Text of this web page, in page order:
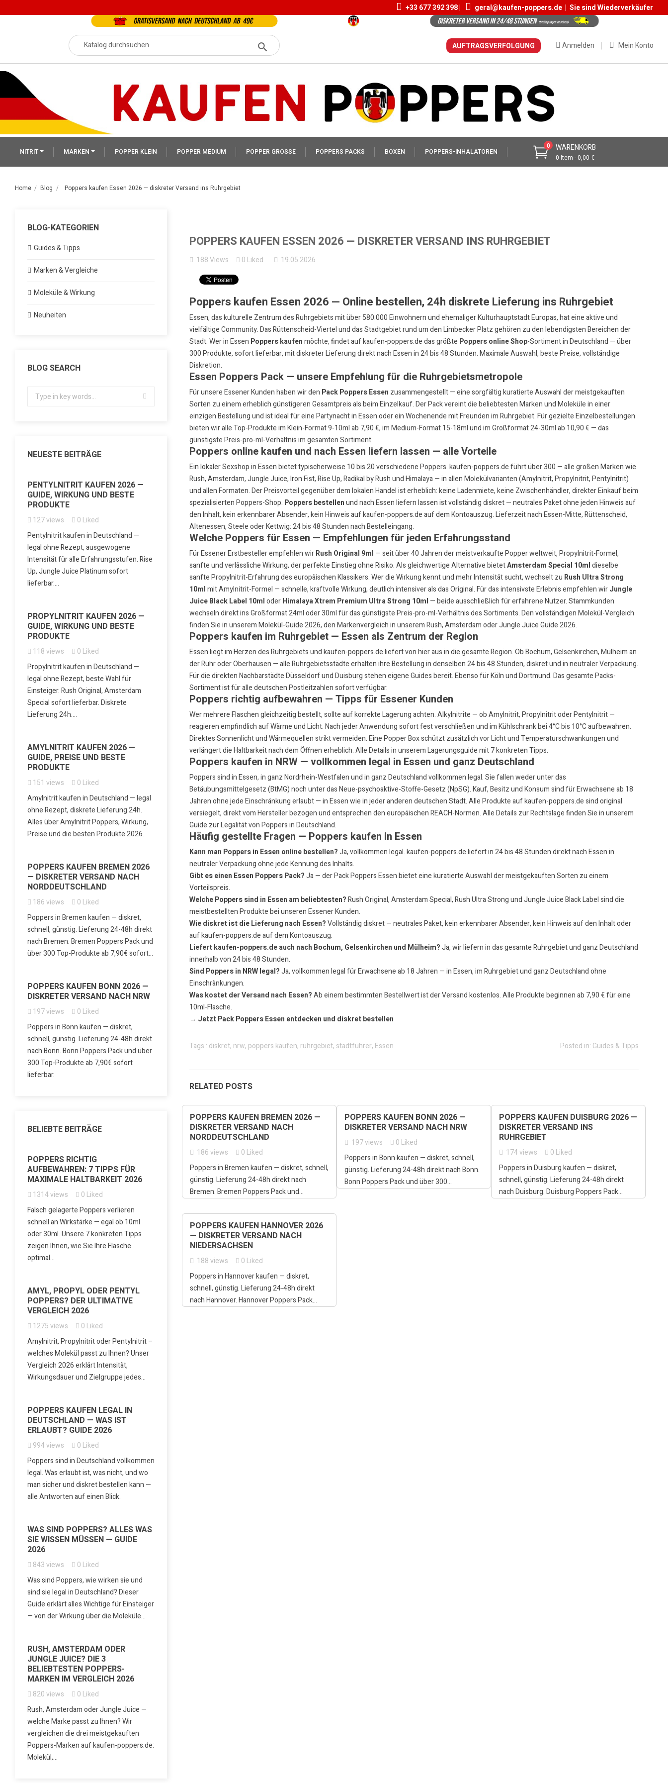
+33 677 392 398 | geral@kaufen-poppers.de | Sie sind Wiederverkäufer
Mein Konto
Anmelden
AUFTRAGSVERFOLGUNG
WARENKORB
0 Item - 0,00 €
0
NITRIT MARKEN POPPER KLEIN POPPER MEDIUM POPPER GROSSE POPPERS PACKS BOXEN POPPERS-INHALATOREN
Home Blog Poppers kaufen Essen 2026 — diskreter Versand ins Ruhrgebiet
BLOG-KATEGORIEN
Guides & Tipps
Marken & Vergleiche
Moleküle & Wirkung
Neuheiten
BLOG SEARCH
NEUESTE BEITRÄGE
PENTYLNITRIT KAUFEN 2026 —
GUIDE, WIRKUNG UND BESTE
PRODUKTE
127views 0 Liked
Pentylnitrit kaufen in Deutschland —
legal ohne Rezept, ausgewogene
Intensität für alle Erfahrungsstufen. Rise
Up, Jungle Juice Platinum sofort
lieferbar....
PROPYLNITRIT KAUFEN 2026 —
GUIDE, WIRKUNG UND BESTE
PRODUKTE
118views 0 Liked
Propylnitrit kaufen in Deutschland —
legal ohne Rezept, beste Wahl für
Einsteiger. Rush Original, Amsterdam
Special sofort lieferbar. Diskrete
Lieferung 24h....
AMYLNITRIT KAUFEN 2026 —
GUIDE, PREISE UND BESTE
PRODUKTE
151 views 0 Liked
Amylnitrit kaufen in Deutschland — legal
ohne Rezept, diskrete Lieferung 24h.
Alles über Amylnitrit Poppers, Wirkung,
Preise und die besten Produkte 2026.
POPPERS KAUFEN BREMEN 2026
— DISKRETER VERSAND NACH
NORDDEUTSCHLAND
186views 0 Liked
Poppers in Bremen kaufen — diskret,
schnell, günstig. Lieferung 24-48h direkt
nach Bremen. Bremen Poppers Pack und
über 300 Top-Produkte ab 7,90€ sofort...
POPPERS KAUFEN BONN 2026 —
DISKRETER VERSAND NACH NRW
197views 0 Liked
Poppers in Bonn kaufen — diskret,
schnell, günstig. Lieferung 24-48h direkt
nach Bonn. Bonn Poppers Pack und über
300 Top-Produkte ab 7,90€ sofort
lieferbar.
BELIEBTE BEITRÄGE
POPPERS RICHTIG
AUFBEWAHREN: 7 TIPPS FÜR
MAXIMALE HALTBARKEIT 2026
1314views 0 Liked
Falsch gelagerte Poppers verlieren
schnell an Wirkstärke — egal ob 10ml
oder 30ml. Unsere 7 konkreten Tipps
zeigen Ihnen, wie Sie Ihre Flasche
optimal...
AMYL, PROPYL ODER PENTYL
POPPERS? DER ULTIMATIVE
VERGLEICH 2026
1275views 0 Liked
Amylnitrit, Propylnitrit oder Pentylnitrit –
welches Molekül passt zu Ihnen? Unser
Vergleich 2026 erklärt Intensität,
Wirkungsdauer und Zielgruppe jedes...
POPPERS KAUFEN LEGAL IN
DEUTSCHLAND — WAS IST
ERLAUBT? GUIDE 2026
994views 0 Liked
Poppers sind in Deutschland vollkommen
legal. Was erlaubt ist, was nicht, und wo
man sicher und diskret bestellen kann —
alle Antworten auf einen Blick.
WAS SIND POPPERS? ALLES WAS
SIE WISSEN MÜSSEN — GUIDE
2026
843views 0 Liked
Was sind Poppers, wie wirken sie und
sind sie legal in Deutschland? Dieser
Guide erklärt alles Wichtige für Einsteiger
— von der Wirkung über die Moleküle...
RUSH, AMSTERDAM ODER
JUNGLE JUICE? DIE 3
BELIEBTESTEN POPPERS-
MARKEN IM VERGLEICH 2026
820views 0 Liked
Rush, Amsterdam oder Jungle Juice —
welche Marke passt zu Ihnen? Wir
vergleichen die drei meistgekauften
Poppers-Marken auf kaufen-poppers.de:
Molekül,...
POPPERS KAUFEN ESSEN 2026 — DISKRETER VERSAND INS RUHRGEBIET
188Views 0 Liked 19.05.2026
Poppers kaufen Essen 2026 — Online bestellen, 24h diskrete Lieferung ins Ruhrgebiet
Essen, das kulturelle Zentrum des Ruhrgebiets mit über 580.000 Einwohnern und ehemaliger Kulturhauptstadt Europas, hat eine aktive und
vielfältige Community. Das Rüttenscheid-Viertel und das Stadtgebiet rund um den Limbecker Platz gehören zu den lebendigsten Bereichen der
Stadt. Wer in Essen Poppers kaufenmöchte, findet aufkaufen-poppers.dedas größte Poppers online Shop-Sortiment in Deutschland — über
300 Produkte, sofort lieferbar, mit diskreter Lieferung direkt nach Essen in 24 bis 48 Stunden. Maximale Auswahl, beste Preise, vollständige
Diskretion.
Essen Poppers Pack — unsere Empfehlung für die Ruhrgebietsmetropole
Für unsere Essener Kunden haben wir den Pack Poppers Essen zusammengestellt — eine sorgfältig kuratierte Auswahl der meistgekauften
Sorten zu einem erheblich günstigeren Gesamtpreis als beim Einzelkauf. Der Pack vereint die beliebtesten Marken und Moleküle in einer
einzigen Bestellung und ist ideal für eine Partynacht in Essen oder ein Wochenende mit Freunden im Ruhrgebiet. Für gezielte Einzelbestellungen
bieten wir alle Top-Produkte imKlein-Format 9-10ml ab 7,90 €, imMedium-Format 15-18mlund imGroßformat 24-30ml ab 10,90 € — das
günstigste Preis-pro-ml-Verhältnis im gesamten Sortiment.
Poppers online kaufen und nach Essen liefern lassen — alle Vorteile
Ein lokaler Sexshop in Essen bietet typischerweise 10 bis 20 verschiedene Poppers. kaufen-poppers.de führt über 300 — alle großen Marken wie
Rush,Amsterdam,Jungle Juice,Iron Fist,Rise Up,Radikal by RushundHimalaya— in allen Molekülvarianten (Amylnitrit, Propylnitrit, Pentylnitrit)
und allen Formaten. Der Preisvorteil gegenüber dem lokalen Handel ist erheblich: keine Ladenmiete, keine Zwischenhändler, direkter Einkauf beim
spezialisierten Poppers-Shop. Poppers bestellenund nach Essen liefern lassen ist vollständig diskret — neutrales Paket ohne jeden Hinweis auf
den Inhalt, kein erkennbarer Absender, kein Hinweis auf kaufen-poppers.de auf dem Kontoauszug. Lieferzeit nach Essen-Mitte, Rüttenscheid,
Altenessen, Steele oder Kettwig: 24 bis 48 Stunden nach Bestelleingang.
Welche Poppers für Essen — Empfehlungen für jeden Erfahrungsstand
Für Essener Erstbesteller empfehlen wirRush Original 9ml — seit über 40 Jahren der meistverkaufte Popper weltweit, Propylnitrit-Formel,
sanfte und verlässliche Wirkung, der perfekte Einstieg ohne Risiko. Als gleichwertige Alternative bietetAmsterdam Special 10mldieselbe
sanfte Propylnitrit-Erfahrung des europäischen Klassikers. Wer die Wirkung kennt und mehr Intensität sucht, wechselt zu Rush Ultra Strong
10mlmit Amylnitrit-Formel — schnelle, kraftvolle Wirkung, deutlich intensiver als das Original. Für das intensivste Erlebnis empfehlen wirJungle
Juice Black Label 10mloderHimalaya Xtrem Premium Ultra Strong 10ml — beide ausschließlich für erfahrene Nutzer. Stammkunden
wechseln direkt insGroßformat 24ml oder 30mlfür das günstigste Preis-pro-ml-Verhältnis des Sortiments. Den vollständigen Molekül-Vergleich
finden Sie in unseremMolekül-Guide 2026, den Markenvergleich in unseremRush, Amsterdam oder Jungle Juice Guide 2026.
Poppers kaufen im Ruhrgebiet — Essen als Zentrum der Region
Essen liegt im Herzen des Ruhrgebiets und kaufen-poppers.de liefert von hier aus in die gesamte Region. Ob Bochum, Gelsenkirchen, Mülheim an
der Ruhr oder Oberhausen — alle Ruhrgebietsstädte erhalten ihre Bestellung in denselben 24 bis 48 Stunden, diskret und in neutraler Verpackung.
Für die direkten NachbarstädteDüsseldorfundDuisburgstehen eigene Guides bereit. Ebenso fürKölnundDortmund. Das gesamtePacks-
Sortimentist für alle deutschen Postleitzahlen sofort verfügbar.
Poppers richtig aufbewahren — Tipps für Essener Kunden
Wer mehrere Flaschen gleichzeitig bestellt, sollte auf korrekte Lagerung achten. Alkylnitrite — ob Amylnitrit, Propylnitrit oder Pentylnitrit —
reagieren empfindlich auf Wärme und Licht. Nach jeder Anwendung sofort fest verschließen und im Kühlschrank bei 4°C bis 10°C aufbewahren.
Direktes Sonnenlicht und Wärmequellen strikt vermeiden. EinePopper Boxschützt zusätzlich vor Licht und Temperaturschwankungen und
verlängert die Haltbarkeit nach dem Öffnen erheblich. Alle Details in unseremLagerungsguide mit 7 konkreten Tipps.
Poppers kaufen in NRW — vollkommen legal in Essen und ganz Deutschland
Poppers sind in Essen, in ganz Nordrhein-Westfalen und in ganz Deutschland vollkommen legal. Sie fallen weder unter das
Betäubungsmittelgesetz (BtMG) noch unter das Neue-psychoaktive-Stoffe-Gesetz (NpSG). Kauf, Besitz und Konsum sind für Erwachsene ab 18
Jahren ohne jede Einschränkung erlaubt — in Essen wie in jeder anderen deutschen Stadt. Alle Produkte auf kaufen-poppers.de sind original
versiegelt, direkt vom Hersteller bezogen und entsprechen den europäischen REACH-Normen. Alle Details zur Rechtslage finden Sie in unserem
Guide zur Legalität von Poppers in Deutschland.
Häufig gestellte Fragen — Poppers kaufen in Essen
Kann man Poppers in Essen online bestellen?Ja, vollkommen legal. kaufen-poppers.de liefert in 24 bis 48 Stunden direkt nach Essen in
neutraler Verpackung ohne jede Kennung des Inhalts.
Gibt es einen Essen Poppers Pack?Ja — derPack Poppers Essenbietet eine kuratierte Auswahl der meistgekauften Sorten zu einem
Vorteilspreis.
Welche Poppers sind in Essen am beliebtesten?Rush Original, Amsterdam Special, Rush Ultra Strong und Jungle Juice Black Label sind die
meistbestellten Produkte bei unseren Essener Kunden.
Wie diskret ist die Lieferung nach Essen?Vollständig diskret — neutrales Paket, kein erkennbarer Absender, kein Hinweis auf den Inhalt oder
auf kaufen-poppers.de auf dem Kontoauszug.
Liefert kaufen-poppers.de auch nach Bochum, Gelsenkirchen und Mülheim?Ja, wir liefern in das gesamte Ruhrgebiet und ganz Deutschland
innerhalb von 24 bis 48 Stunden.
Sind Poppers in NRW legal?Ja, vollkommen legal für Erwachsene ab 18 Jahren — in Essen, im Ruhrgebiet und ganz Deutschland ohne
Einschränkungen.
Was kostet der Versand nach Essen?Ab einem bestimmten Bestellwert ist der Versand kostenlos. Alle Produkte beginnen ab 7,90 € für eine
10ml-Flasche.
→ Jetzt Pack Poppers Essen entdecken und diskret bestellen
Tags : diskret, nrw, poppers kaufen, ruhrgebiet, stadtführer, Essen Posted in: Guides & Tipps
RELATED POSTS
POPPERS KAUFEN BREMEN 2026 —
DISKRETER VERSAND NACH
NORDDEUTSCHLAND
186views 0 Liked
Poppers in Bremen kaufen — diskret, schnell,
günstig. Lieferung 24-48h direkt nach
Bremen. Bremen Poppers Pack und...
POPPERS KAUFEN BONN 2026 —
DISKRETER VERSAND NACH NRW
197views 0 Liked
Poppers in Bonn kaufen — diskret, schnell,
günstig. Lieferung 24-48h direkt nach Bonn.
Bonn Poppers Pack und über 300...
POPPERS KAUFEN DUISBURG 2026 —
DISKRETER VERSAND INS
RUHRGEBIET
174views 0 Liked
Poppers in Duisburg kaufen — diskret,
schnell, günstig. Lieferung 24-48h direkt
nach Duisburg. Duisburg Poppers Pack...
POPPERS KAUFEN HANNOVER 2026
— DISKRETER VERSAND NACH
NIEDERSACHSEN
188views 0 Liked
Poppers in Hannover kaufen — diskret,
schnell, günstig. Lieferung 24-48h direkt
nach Hannover. Hannover Poppers Pack...